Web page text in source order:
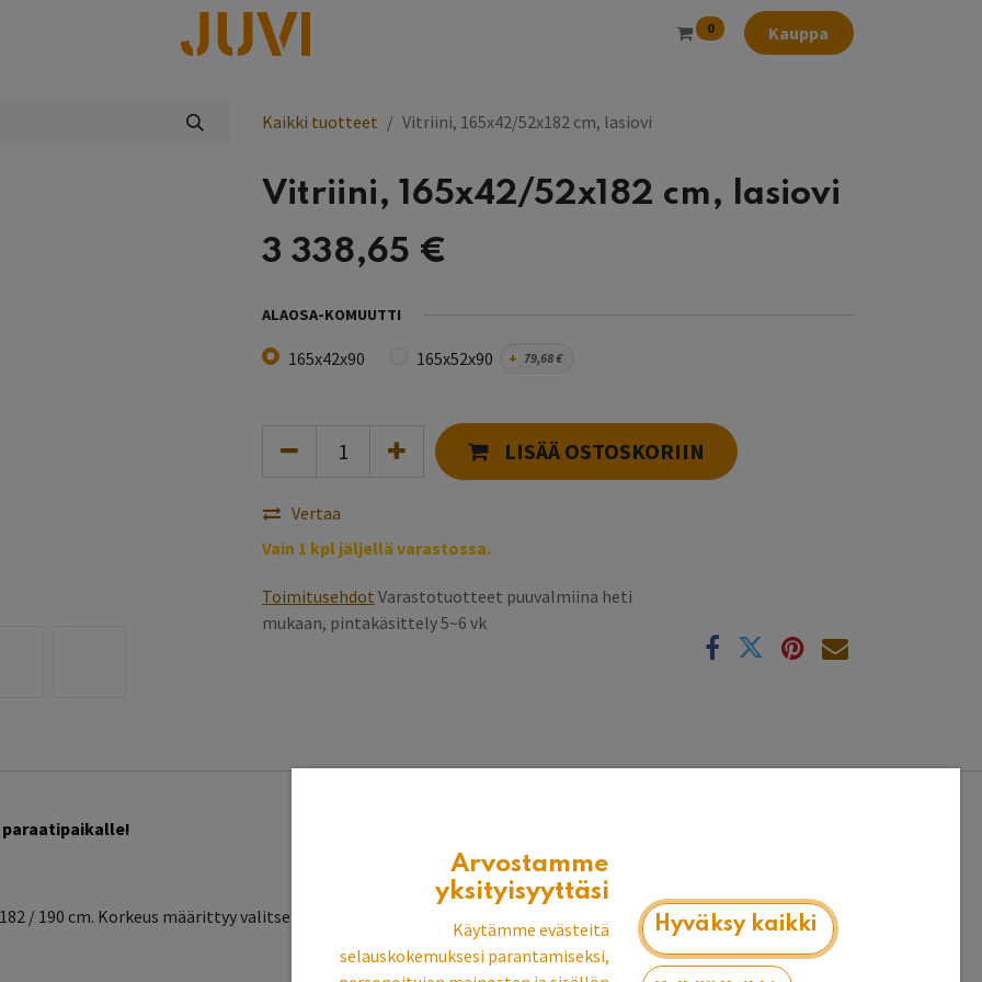
0 Kauppa
Kaikki tuotteet Vitriini, 165x42/52x182 cm, lasiovi
Vitriini, 165x42/52x182 cm, lasiovi
3 338,65 €
ALAOSA-KOMUUTTI
165x42x90 165x52x90 + 79,68€
LISÄÄ OSTOSKORIIN
Vertaa
Vain 1 kpl jäljellä varastossa.
Toimitusehdot Varastotuotteet puuvalmiina heti
mukaan, pintakäsittely 5~6 vk
182 / 190 cm. Korkeus määrittyy valitsetko mukaan yläkoristelistan (kork. 8 cm).
Arvostamme
yksityisyyttäsi
Käytämme evästeitä
selauskokemuksesi parantamiseksi,
Hyväksy kaikki